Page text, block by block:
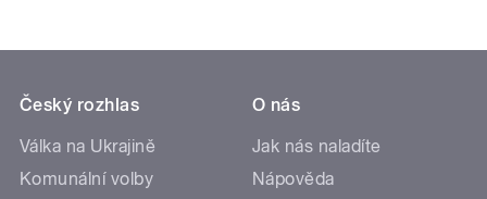
Český rozhlas
Válka na Ukrajině
Komunální volby
O nás
Jak nás naladíte
Nápověda